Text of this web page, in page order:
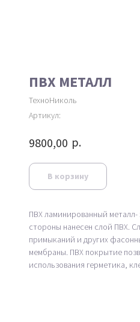
ПВХ МЕТАЛЛ
ТехноНиколь
Артикул:
9800,00 р.
В корзину
ПВХ ламинированный
стороны нанесен слой ПВХ.
примыканий и других
мембраны. ПВХ покрытие
использования герметика,